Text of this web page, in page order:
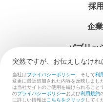
採
企
パブリッ
お問い
突然ですが、お伝えしなけ
当社はプライバシーポリシー、そして利
変更に最近追加された内容を反映しまし
は当社サイトのご使用を続けられること
のプライバシーポリシーおよび利用規約
に詳しい情報はこちらをクリック してく